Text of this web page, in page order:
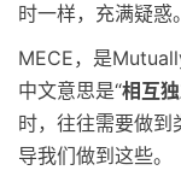
时一样，充满疑惑。
MECE，是
中文意思是“相互
时，往往需要做到
导我们做到这些。